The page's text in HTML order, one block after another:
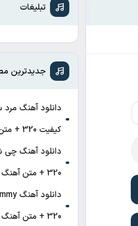
تبلیغات
جدیدترین
دانلود آهنگ
کیفیت 320 + متن آهنگ
دانلود آهنگ چی
320 + متن آهنگ
320 + متن آهنگ